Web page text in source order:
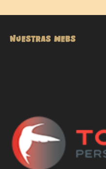
NUESTRAS WEBS